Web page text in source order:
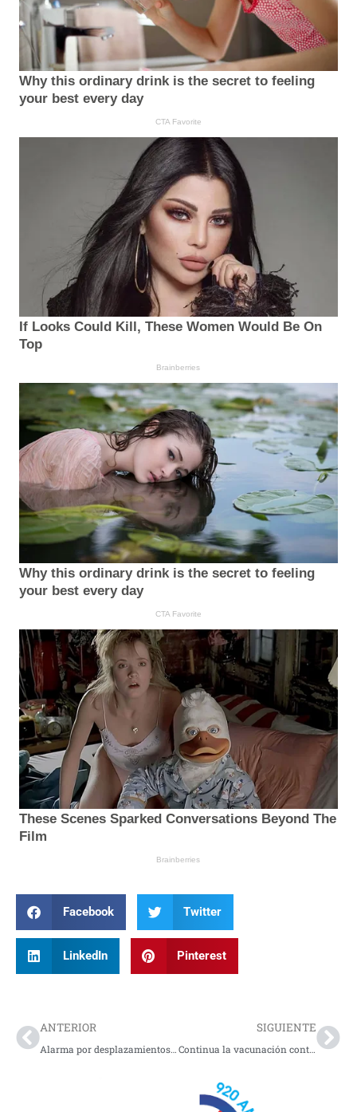
Facebook Twitter
LinkedIn Pinterest
ANTERIOR
Alarma por desplazamientos masivos en el departamento
SIGUIENTE
Continua la vacunación contra el Covid en Pasto